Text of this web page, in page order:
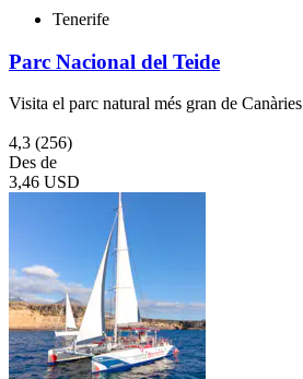
Tenerife
Parc Nacional del Teide
Visita el parc natural més gran de Canàries
4,3 (256)
Des de
3,46 USD